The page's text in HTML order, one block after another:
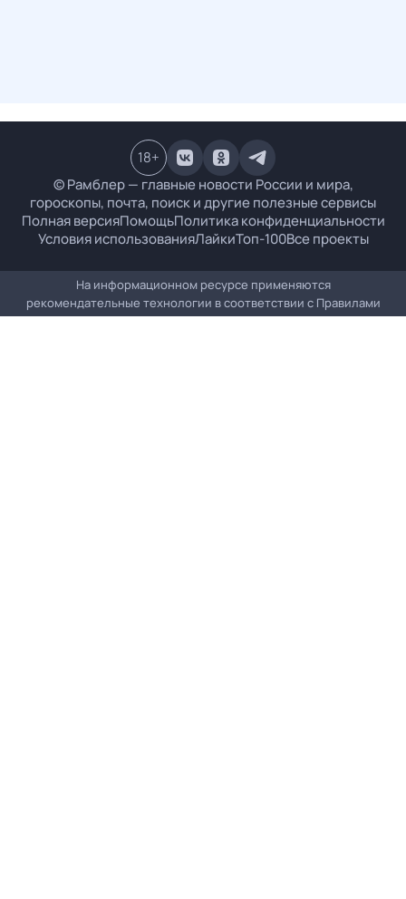
© Рамблер — главные новости России и мира,
гороскопы, почта, поиск и другие полезные сервисы
Полная версияПомощьПолитика конфиденциальности
Условия использованияЛайкиТоп-100Все проекты
18+
На информационном ресурсе применяются
рекомендательные технологии в соответствии с Правилами